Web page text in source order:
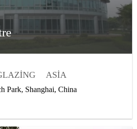
ASIA
Park, Shanghai, China